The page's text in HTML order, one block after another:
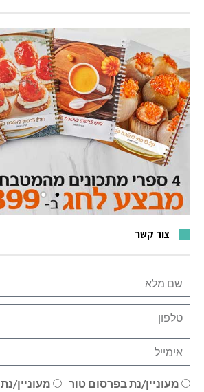
צור קשר
מעוניין/נת בפרסום טור מעוניין/